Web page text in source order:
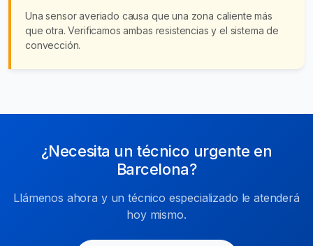
Una sensor averiado causa que una zona caliente más
que otra. Verificamos ambas resistencias y el sistema de
convección.
¿Necesita un técnico urgente en
Barcelona?
Llámenos ahora y un técnico especializado le atenderá
hoy mismo.